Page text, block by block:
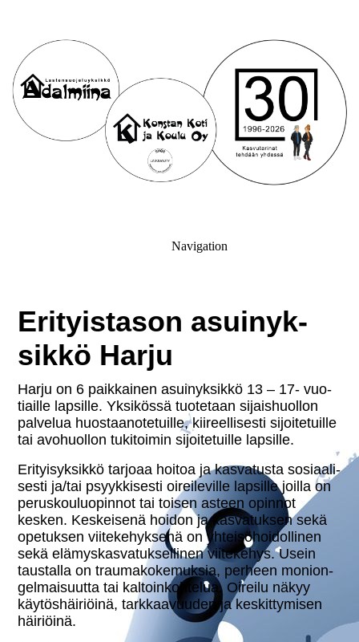
Navigation
Eri­tyis­ta­son asui­nyk­
sik­kö Harju
Harju on 6 paik­kai­nen asui­nyk­sik­kö 13 – 17- vuo­
tiail­le lapsille. Yksikössä tuotetaan si­jais­huol­lon
palvelua huos­taa­no­te­tuil­le, kii­reel­li­ses­ti si­joi­te­tuil­le
tai avo­huol­lon tu­ki­toi­min si­joi­te­tuil­le lapsille.
Eri­tyi­syk­sik­kö tarjoaa hoitoa ja kas­va­tus­ta so­si­aa­li­
ses­ti ja/tai psyyk­ki­ses­ti oi­rei­le­vil­le lapsille joilla on
pe­rus­kou­luo­pin­not tai toisen asteen opinnot
kesken. Kes­kei­se­nä hoidon ja kas­va­tuk­sen sekä
opetuksen vii­te­ke­hyk­se­nä on yh­tei­sö­hoi­dol­li­nen
sekä elä­mys­kas­va­tuk­sel­li­nen vii­te­ke­hys. Usein
taustalla on trau­ma­ko­ke­muk­sia, perheen mo­nion­
gel­mai­suut­ta tai kal­toin­koh­te­lua. Oireilu näkyy
käy­tös­häi­riöi­nä, tark­kaa­vuu­den ja kes­kit­ty­mi­sen
häiriöinä.